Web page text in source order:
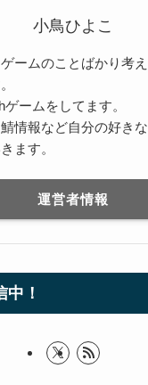
小鳥ひよこ
ームのことばかり考
ームをしてます。
情報など自分の好き
ます。
運営者情報
！